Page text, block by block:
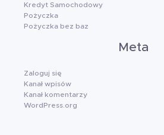
Kredyt Samochodowy
Pożyczka
Pożyczka bez baz
Meta
Zaloguj się
Kanał wpisów
Kanał komentarzy
WordPress.org